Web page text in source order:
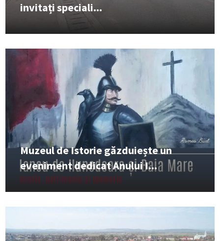
invitați speciali...
Muzeul de Istorie găzduiește un
eveniment dedicat Anului I...